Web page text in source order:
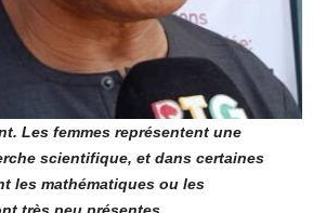
Les femmes représentent une
scientifique, et dans certaines
les mathématiques ou les